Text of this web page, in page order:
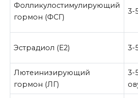
Фолликулостимулирующий
гормон (ФСГ)
3-
Эстрадиол (E2) 3-
Лютеинизирующий
гормон (ЛГ)
3-